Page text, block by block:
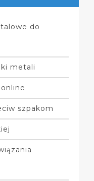
do
metali
szpakom